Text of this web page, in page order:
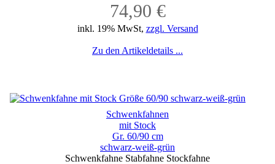
74,90 €
inkl. 19% MwSt, zzgl. Versand
Zu den Artikeldetails ...
Schwenkfahnen
mit Stock
Gr. 60/90 cm
schwarz-weiß-grün
Schwenkfahne Stabfahne Stockfahne